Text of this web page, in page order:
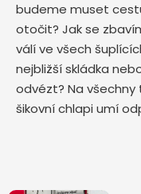
budeme muset
otočit? Jak se
válí ve všech
nejbližší skládka
odvézt? Na
šikovní chlapi umí